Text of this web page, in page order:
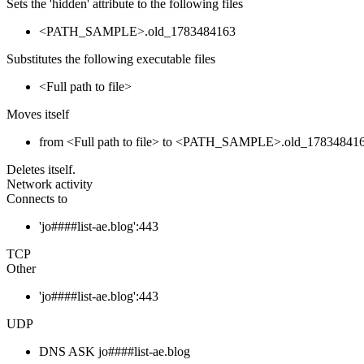
Sets the 'hidden' attribute to the following files
<PATH_SAMPLE>.old_1783484163
Substitutes the following executable files
<Full path to file>
Moves itself
from <Full path to file> to
Deletes itself.
Network activity
Connects to
'jo####list-ae.blog':443
TCP
Other
'jo####list-ae.blog':443
UDP
DNS ASK jo####list-ae.blog